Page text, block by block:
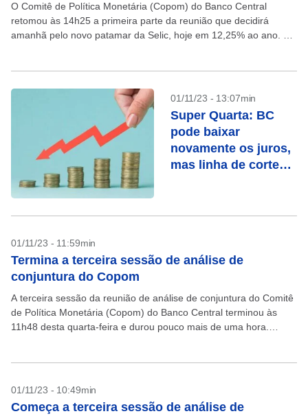
O Comitê de Política Monetária (Copom) do Banco Central
retomou às 14h25 a primeira parte da reunião que decidirá
amanhã pelo novo patamar da Selic, hoje em 12,25% ao ano. A
01/11/23 - 13:07min
Super Quarta: BC
pode baixar
novamente os juros,
mas linha de cortes
01/11/23 - 11:59min
Termina a terceira sessão de análise de
conjuntura do Copom
A terceira sessão da reunião de análise de conjuntura do Comitê
de Política Monetária (Copom) do Banco Central terminou às
11h48 desta quarta-feira e durou pouco mais de uma hora.
01/11/23 - 10:49min
Começa a terceira sessão de análise de